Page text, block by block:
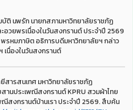
ติ นพรัก นายกสภามหาวิทยาลัยราชภัฏ
อวยพรเนื่องในวันสงกรานต์ ประจำปี 2569
รหมภาษิต อธิการบดีมหาวิทยาลัยฯ กล่าว
นื่องในวันสงกรานต์
สารสนเทศ มหาวิทยาลัยราชภัฏ
านประเพณีสงกรานต์ KPRU สวมผ้าไทย
สงกรานต์บ้านเรา ประจำปี 2569. สืบค้น